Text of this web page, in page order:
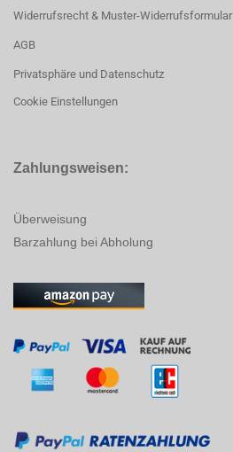
Widerrufsrecht & Muster-Widerrufsformular
AGB
Privatsphäre und Datenschutz
Cookie Einstellungen
Zahlungsweisen:
Überweisung
Barzahlung bei Abholung